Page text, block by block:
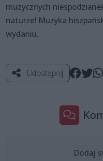
muzycznych
naturze! Muzyka
wydaniu.
Udostępnij
Dodaj